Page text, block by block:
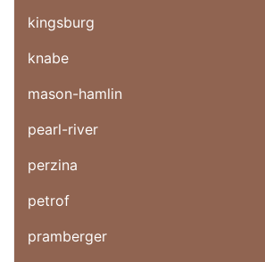
kingsburg
knabe
mason-hamlin
pearl-river
perzina
petrof
pramberger